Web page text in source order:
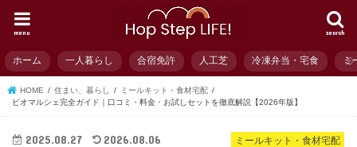
search
menu
ホーム 一人暮らし 合宿免許 人工芝 冷凍弁当・宅食 ミ
HOME 住まい、暮らし
ミールキット・食材宅配
ビオマルシェ完全ガイド｜口コミ・料金・お試しセットを徹底解説【2026年版】
ミールキット・食材宅配
2025.08.27 2026.08.06